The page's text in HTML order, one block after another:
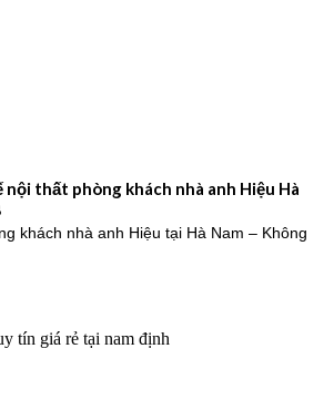
thất phòng khách nhà anh Hiệu Hà
khách nhà anh Hiệu tại Hà Nam – Không